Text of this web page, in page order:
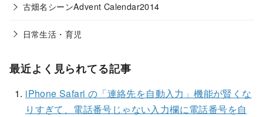
古畑名シーンAdvent Calendar2014
日常生活・育児
最近よく見られてる記事
iPhone Safari の「連絡先を自動入力」機能が賢くな
りすぎて、電話番号じゃない入力欄に電話番号を自